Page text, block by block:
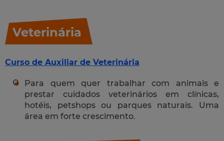
Veterinária
Curso de Auxiliar de Veterinária
Para quem quer trabalhar com animais e
prestar cuidados veterinários em clínicas,
hotéis, petshops ou parques naturais. Uma
área em forte crescimento.